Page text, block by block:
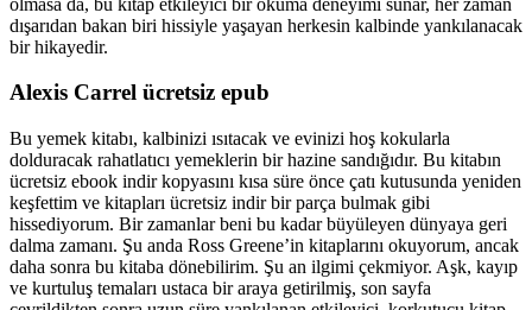
dışarıdan bakan biri hissiyle yaşayan herkesin kalbinde yankılanacak
bir hikayedir.
Alexis Carrel ücretsiz epub
Bu yemek kitabı, kalbinizi ısıtacak ve evinizi hoş kokularla
dolduracak rahatlatıcı yemeklerin bir hazine sandığıdır. Bu kitabın
ücretsiz ebook indir kopyasını kısa süre önce çatı kutusunda yeniden
keşfettim ve kitapları ücretsiz indir bir parça bulmak gibi
hissediyorum. Bir zamanlar beni bu kadar büyüleyen dünyaya geri
dalma zamanı. Şu anda Ross Greene’in kitaplarını okuyorum, ancak
daha sonra bu kitaba dönebilirim. Şu an ilgimi çekmiyor. Aşk, kayıp
ve kurtuluş temaları ustaca bir araya getirilmiş, son sayfa